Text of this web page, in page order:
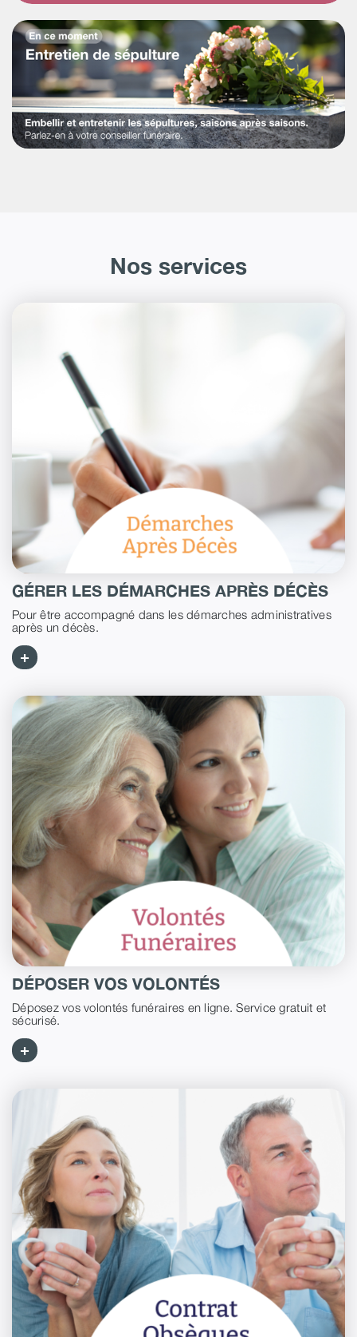
Nos services
GÉRER LES DÉMARCHES APRÈS DÉCÈS
Pour être accompagné dans les démarches administratives
après un décès.
+
DÉPOSER VOS VOLONTÉS
Déposez vos volontés funéraires en ligne. Service gratuit et
sécurisé.
+